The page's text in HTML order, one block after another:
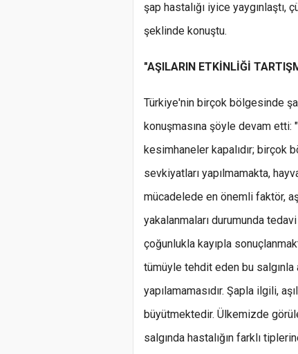
şap hastalığı iyice
şeklinde konuştu.
"AŞILARIN ETKİNLİĞİ
Türkiye'nin birçok bölgesinde
konuşmasına şöyle devam etti:
kesimhaneler kapalıdır; birçok
sevkiyatları yapılmamakta,
mücadelede en önemli faktör,
yakalanmaları durumunda
çoğunlukla kayıpla
tümüyle tehdit eden bu salgınla
yapılamamasıdır. Şapla ilgili,
büyütmektedir. Ülkemizde
salgında hastalığın farklı